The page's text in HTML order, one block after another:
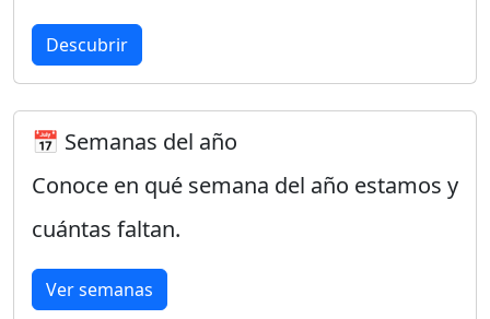
Descubrir
📅 Semanas del año
Conoce en qué semana del año estamos y
cuántas faltan.
Ver semanas